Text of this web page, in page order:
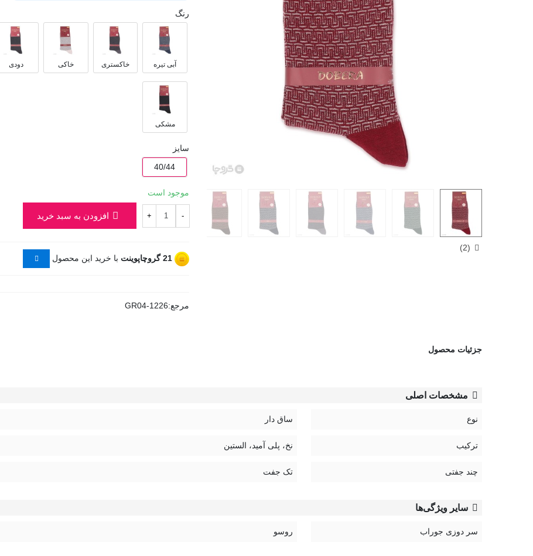
(
2
)
رنگ
آبی تیره خاکستری خاکی دودی
مشکی
سایز
40/44
موجود است
-
+ افزودن به سبد خرید
21گروچاپوینت با خرید این محصول
مرجع:GR04-1226
جزئیات محصول
مشخصات اصلی
نوع ساق دار
ترکیب نخ، پلی آمید، الستین
چند جفتی تک جفت
سایر ویژگی‌ها
سر دوزی جوراب روسو